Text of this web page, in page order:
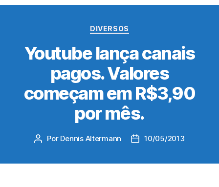
Categorias
DIVERSOS
Youtube lança canais
pagos. Valores
começam em R$3,90
por mês.
Autor
Por Dennis Altermann
Data10/05/2013